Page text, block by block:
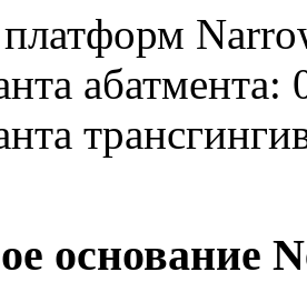
абатмента:
основание